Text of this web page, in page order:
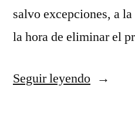
salvo excepciones, a
la hora de eliminar el
Seguir leyendo«comprar